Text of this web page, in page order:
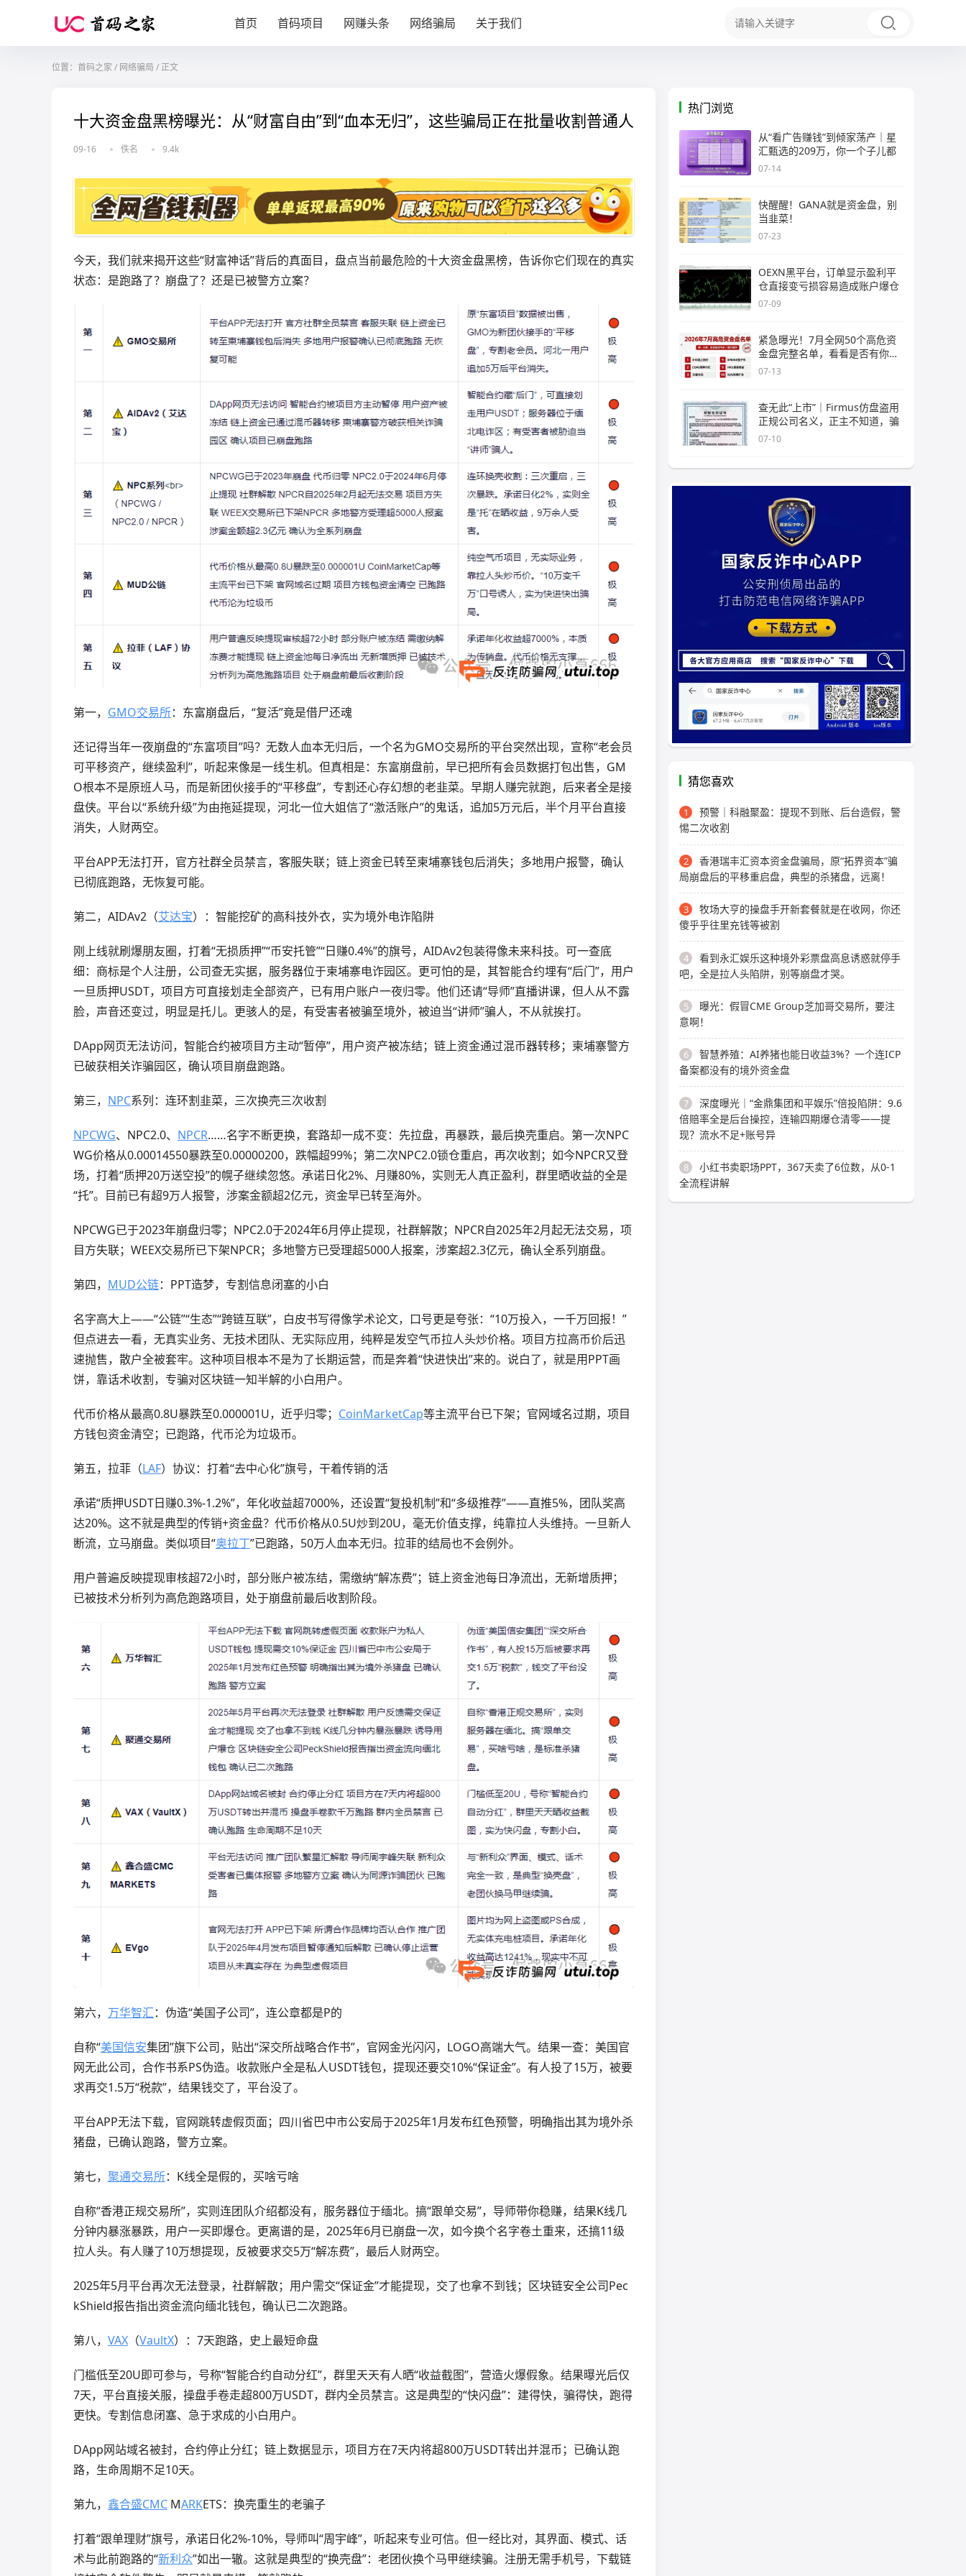
首页 首码项目 网赚头条 网络骗局 关于我们
位置： 首码之家 / 网络骗局 /正文
十大资金盘黑榜曝光：从“财富自由”到“血本无归”，这些骗局正在批量收割普通人
09-16 佚名 9.4k
今天，我们就来揭开这些“财富神话”背后的真面目，盘点当前最危险的十大资金盘黑榜，告诉你它们现在的真实
状态：是跑路了？崩盘了？还是已被警方立案？
第一， GMO交易所：东富崩盘后，“复活”竟是借尸还魂
还记得当年一夜崩盘的“东富项目”吗？无数人血本无归后，一个名为GMO交易所的平台突然出现，宣称“老会员
可平移资产，继续盈利”，听起来像是一线生机。但真相是：东富崩盘前，早已把所有会员数据打包出售，GM
O根本不是原班人马，而是新团伙接手的“平移盘”，专割还心存幻想的老韭菜。早期人赚完就跑，后来者全是接
盘侠。平台以“系统升级”为由拖延提现，河北一位大姐信了“激活账户”的鬼话，追加5万元后，半个月平台直接
消失，人财两空。
平台APP无法打开，官方社群全员禁言，客服失联；链上资金已转至柬埔寨钱包后消失；多地用户报警，确认
已彻底跑路，无恢复可能。
第二，AIDAv2（艾达宝）：智能挖矿的高科技外衣，实为境外电诈陷阱
刚上线就刷爆朋友圈，打着“无损质押”“币安托管”“日赚0.4%”的旗号，AIDAv2包装得像未来科技。可一查底
细：商标是个人注册，公司查无实据，服务器位于柬埔寨电诈园区。更可怕的是，其智能合约埋有“后门”，用户
一旦质押USDT，项目方可直接划走全部资产，已有用户账户一夜归零。他们还请“导师”直播讲课，但人从不露
脸，声音还变过，明显是托儿。更骇人的是，有受害者被骗至境外，被迫当“讲师”骗人，不从就挨打。
DApp网页无法访问，智能合约被项目方主动“暂停”，用户资产被冻结；链上资金通过混币器转移；柬埔寨警方
已破获相关诈骗园区，确认项目崩盘跑路。
第三， NPC系列：连环割韭菜，三次换壳三次收割
NPCWG、NPC2.0、 NPCR……名字不断更换，套路却一成不变：先拉盘，再暴跌，最后换壳重启。第一次NPC
WG价格从0.00014550暴跌至0.00000200，跌幅超99%；第二次NPC2.0锁仓重启，再次收割；如今NPCR又登
场，打着“质押20万送空投”的幌子继续忽悠。承诺日化2%、月赚80%，实则无人真正盈利，群里晒收益的全是
“托”。目前已有超9万人报警，涉案金额超2亿元，资金早已转至海外。
NPCWG已于2023年崩盘归零；NPC2.0于2024年6月停止提现，社群解散；NPCR自2025年2月起无法交易，项
目方失联；WEEX交易所已下架NPCR；多地警方已受理超5000人报案，涉案超2.3亿元，确认全系列崩盘。
第四， MUD公链：PPT造梦，专割信息闭塞的小白
名字高大上——“公链”“生态”“跨链互联”，白皮书写得像学术论文，口号更是夸张：“10万投入，一千万回报！”
但点进去一看，无真实业务、无技术团队、无实际应用，纯粹是发空气币拉人头炒价格。项目方拉高币价后迅
速抛售，散户全被套牢。这种项目根本不是为了长期运营，而是奔着“快进快出”来的。说白了，就是用PPT画
饼，靠话术收割，专骗对区块链一知半解的小白用户。
代币价格从最高0.8U暴跌至0.000001U，近乎归零； CoinMarketCap等主流平台已下架；官网域名过期，项目
方钱包资金清空；已跑路，代币沦为垃圾币。
第五，拉菲（LAF）协议：打着“去中心化”旗号，干着传销的活
承诺“质押USDT日赚0.3%-1.2%”，年化收益超7000%，还设置“复投机制”和“多级推荐”——直推5%，团队奖高
达20%。这不就是典型的传销+资金盘？代币价格从0.5U炒到20U，毫无价值支撑，纯靠拉人头维持。一旦新人
断流，立马崩盘。类似项目“奥拉丁”已跑路，50万人血本无归。拉菲的结局也不会例外。
用户普遍反映提现审核超72小时，部分账户被冻结，需缴纳“解冻费”；链上资金池每日净流出，无新增质押；
已被技术分析列为高危跑路项目，处于崩盘前最后收割阶段。
第六， 万华智汇：伪造“美国子公司”，连公章都是P的
自称“美国信安集团”旗下公司，贴出“深交所战略合作书”，官网金光闪闪，LOGO高端大气。结果一查：美国官
网无此公司，合作书系PS伪造。收款账户全是私人USDT钱包，提现还要交10%“保证金”。有人投了15万，被要
求再交1.5万“税款”，结果钱交了，平台没了。
平台APP无法下载，官网跳转虚假页面；四川省巴中市公安局于2025年1月发布红色预警，明确指出其为境外杀
猪盘，已确认跑路，警方立案。
第七， 聚通交易所：K线全是假的，买啥亏啥
自称“香港正规交易所”，实则连团队介绍都没有，服务器位于缅北。搞“跟单交易”，导师带你稳赚，结果K线几
分钟内暴涨暴跌，用户一买即爆仓。更离谱的是，2025年6月已崩盘一次，如今换个名字卷土重来，还搞11级
拉人头。有人赚了10万想提现，反被要求交5万“解冻费”，最后人财两空。
2025年5月平台再次无法登录，社群解散；用户需交“保证金”才能提现，交了也拿不到钱；区块链安全公司Pec
kShield报告指出资金流向缅北钱包，确认已二次跑路。
第八， VAX （VaultX）：7天跑路，史上最短命盘
门槛低至20U即可参与，号称“智能合约自动分红”，群里天天有人晒“收益截图”，营造火爆假象。结果曝光后仅
7天，平台直接关服，操盘手卷走超800万USDT，群内全员禁言。这是典型的“快闪盘”：建得快，骗得快，跑得
更快。专割信息闭塞、急于求成的小白用户。
DApp网站域名被封，合约停止分红；链上数据显示，项目方在7天内将超800万USDT转出并混币；已确认跑
路，生命周期不足10天。
第九， 鑫合盛CMC MARKETS：换壳重生的老骗子
打着“跟单理财”旗号，承诺日化2%-10%，导师叫“周宇峰”，听起来专业可信。但一经比对，其界面、模式、话
术与此前跑路的“新利众”如出一辙。这就是典型的“换壳盘”：老团伙换个马甲继续骗。注册无需手机号，下载链
热门浏览
从“看广告赚钱”到倾家荡产｜星
汇甄选的209万，你一个子儿都
07-14
快醒醒！GANA就是资金盘，别
当韭菜！
07-23
OEXN黑平台，订单显示盈利平
仓直接变亏损容易造成账户爆仓
07-09
紧急曝光！7月全网50个高危资
金盘完整名单，看看是否有你正
在
07-13
查无此“上市”｜Firmus仿盘盗用
正规公司名义，正主不知道，骗
07-10
猜您喜欢
1
预警｜科融聚盈：提现不到账、后台造假，警
惕二次收割
2
香港瑞丰汇资本资金盘骗局，原“拓界资本”骗
局崩盘后的平移重启盘，典型的杀猪盘，远离！
3
牧场大亨的操盘手开新套餐就是在收网，你还
傻乎乎往里充钱等被割
4
看到永汇娱乐这种境外彩票盘高息诱惑就停手
吧，全是拉人头陷阱，别等崩盘才哭。
5
曝光：假冒CME Group芝加哥交易所，要注
意啊！
6
智慧养殖：AI养猪也能日收益3%？一个连ICP
备案都没有的境外资金盘
7
深度曝光｜“金鼎集团和平娱乐”倍投陷阱：9.6
倍赔率全是后台操控，连输四期爆仓清零——提
现？流水不足+账号异
8
小红书卖职场PPT，367天卖了6位数，从0-1
全流程讲解